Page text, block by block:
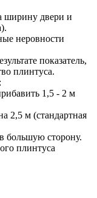
ширину двери и
неровности
показатель,
плинтуса.
1,5 - 2 м
2,5 м (стандартная
большую сторону.
плинтуса